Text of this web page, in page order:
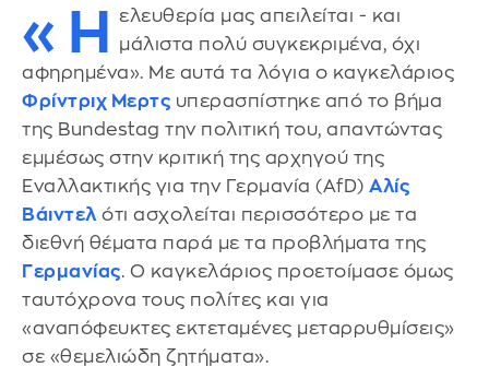
«Η
ελευθερία μας απειλείται - και
μάλιστα πολύ συγκεκριμένα, όχι
αφηρημένα». Με αυτά τα λόγια ο καγκελάριος
Φρίντριχ Μερτς υπερασπίστηκε από το βήμα
της Bundestag την πολιτική του, απαντώντας
εμμέσως στην κριτική της αρχηγού της
Εναλλακτικής για την Γερμανία (AfD) Αλίς
Βάιντελ ότι ασχολείται περισσότερο με τα
διεθνή θέματα παρά με τα προβλήματα της
Γερμανίας. Ο καγκελάριος προετοίμασε όμως
ταυτόχρονα τους πολίτες και για
«αναπόφευκτες εκτεταμένες μεταρρυθμίσεις»
σε «θεμελιώδη ζητήματα».